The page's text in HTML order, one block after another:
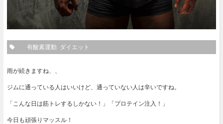
有酸素運動 ダイエット
雨が続きますね、、
ジムに通っている人はいいけど、通っていない人は辛いですね。
「こんな日は筋トレするしかない！」「プロテイン注入！」
今日も頑張りマッスル！